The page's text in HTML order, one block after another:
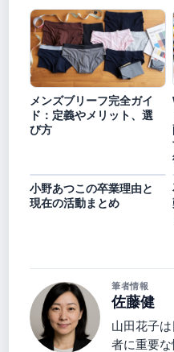
メンズブリーフ完全ガイ
ド：定義やメリット、選
び方
小野あつこの卒業理由と
現在の活動まとめ
筆者情報
佐藤健
山田花子
者に重要